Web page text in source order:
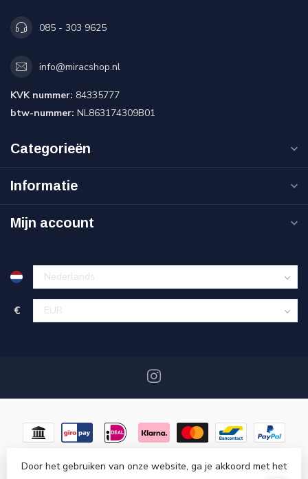
085 - 303 9625
info@miracshop.nl
KVK nummer: 84335777
btw-nummer: NL863174309B01
Categorieën
Informatie
Mijn account
€
Door het gebruiken van onze website, ga je akkoord met het